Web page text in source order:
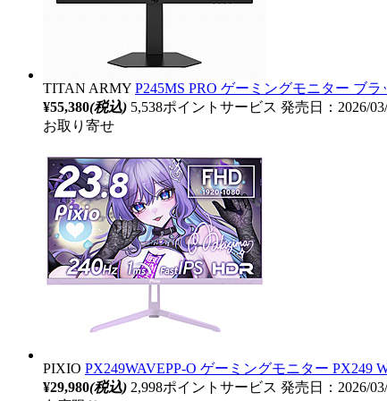
TITAN ARMY P245MS PRO ゲーミングモニター ブラ
¥55,380(税込) 5,538ポイントサービス 発売日：2026/
お取り寄せ
PIXIO PX249WAVEPP-O ゲーミングモニター PX249
¥29,980(税込) 2,998ポイントサービス 発売日：2026/